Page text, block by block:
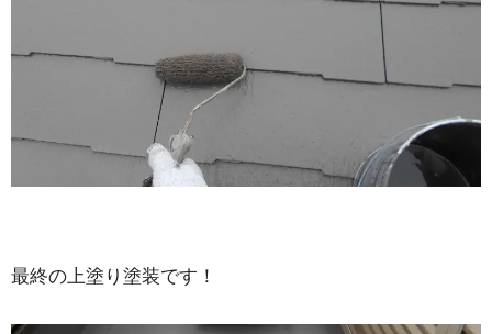
最終の上塗り塗装です！